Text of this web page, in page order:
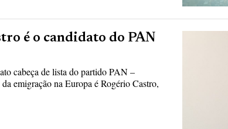
é o candidato do PAN
cabeça de lista do partido PAN –
emigração na Europa é Rogério Castro,